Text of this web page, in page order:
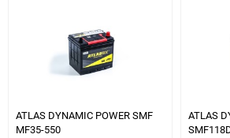
ATLAS DYNAMIC POWER SMF
MF35-550
ATLAS